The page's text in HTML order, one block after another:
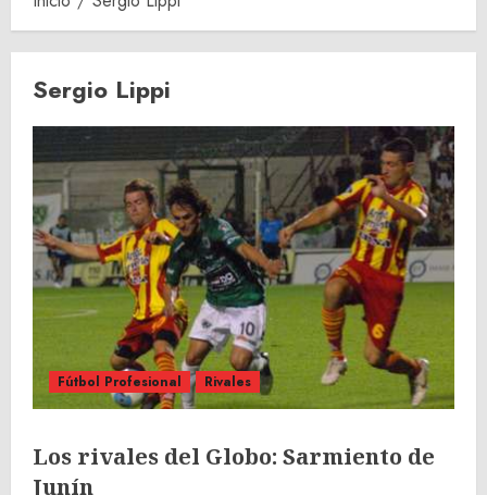
Sergio Lippi
Fútbol Profesional Rivales
Los rivales del Globo: Sarmiento de
Junín